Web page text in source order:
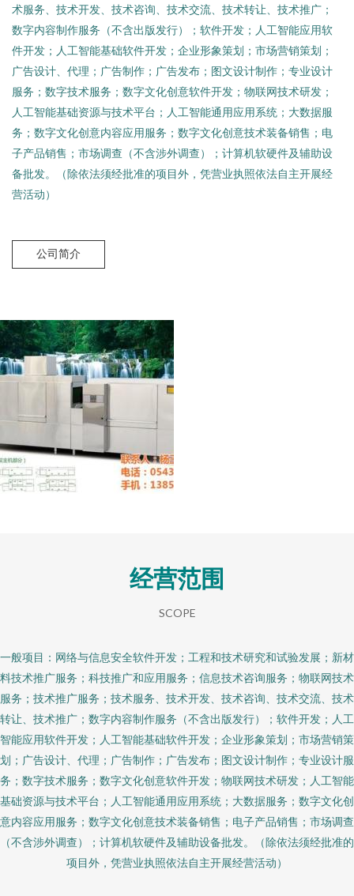
术服务、技术开发、技术咨询、技术交流、技术转让、技术推广；
数字内容制作服务（不含出版发行）；软件开发；人工智能应用软
件开发；人工智能基础软件开发；企业形象策划；市场营销策划；
广告设计、代理；广告制作；广告发布；图文设计制作；专业设计
服务；数字技术服务；数字文化创意软件开发；物联网技术研发；
人工智能基础资源与技术平台；人工智能通用应用系统；大数据服
务；数字文化创意内容应用服务；数字文化创意技术装备销售；电
子产品销售；市场调查（不含涉外调查）；计算机软硬件及辅助设
备批发。（除依法须经批准的项目外，凭营业执照依法自主开展经
营活动）
公司简介
经营范围
SCOPE
一般项目：网络与信息安全软件开发；工程和技术研究和试验发展；新材
料技术推广服务；科技推广和应用服务；信息技术咨询服务；物联网技术
服务；技术推广服务；技术服务、技术开发、技术咨询、技术交流、技术
转让、技术推广；数字内容制作服务（不含出版发行）；软件开发；人工
智能应用软件开发；人工智能基础软件开发；企业形象策划；市场营销策
划；广告设计、代理；广告制作；广告发布；图文设计制作；专业设计服
务；数字技术服务；数字文化创意软件开发；物联网技术研发；人工智能
基础资源与技术平台；人工智能通用应用系统；大数据服务；数字文化创
意内容应用服务；数字文化创意技术装备销售；电子产品销售；市场调查
（不含涉外调查）；计算机软硬件及辅助设备批发。（除依法须经批准的
项目外，凭营业执照依法自主开展经营活动）